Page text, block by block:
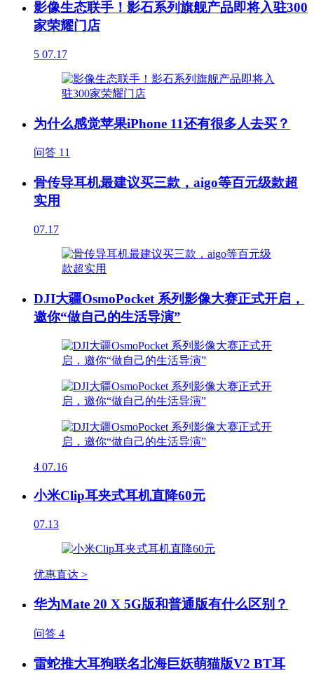
影像生态联手！影石系列旗舰产品即将入驻300
家荣耀门店
5 07.17
为什么感觉苹果iPhone 11还有很多人去买？
问答 11
骨传导耳机最建议买三款，aigo等百元级款超
实用
07.17
DJI大疆OsmoPocket 系列影像大赛正式开启，
邀你“做自己的生活导演”
4 07.16
小米Clip耳夹式耳机直降60元
07.13
优惠直达 >
华为Mate 20 X 5G版和普通版有什么区别？
问答 4
雷蛇推大耳狗联名北海巨妖萌猫版V2 BT耳